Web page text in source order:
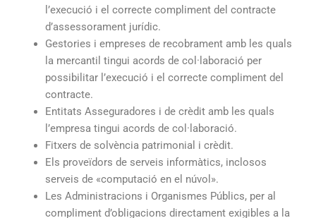
l’execució i el correcte compliment del contracte
d’assessorament jurídic.
Gestories i empreses de recobrament amb les quals
la mercantil tingui acords de col·laboració per
possibilitar l’execució i el correcte compliment del
contracte.
Entitats Asseguradores i de crèdit amb les quals
l’empresa tingui acords de col·laboració.
Fitxers de solvència patrimonial i crèdit.
Els proveïdors de serveis informàtics, inclosos
serveis de «computació en el núvol».
Les Administracions i Organismes Públics, per al
compliment d’obligacions directament exigibles a la